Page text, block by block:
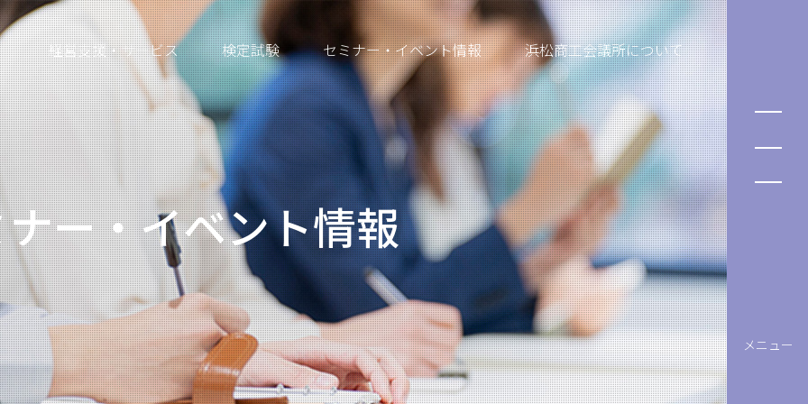
経営支援・サービス 検定試験 セミナー・イベント情報 浜松商工会議所について
メニュー
ー・イベント情報